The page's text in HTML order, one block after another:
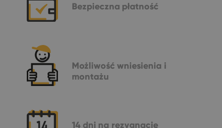
Bezpieczna płatność
Możliwość wniesienia i
montażu
14 dni na rezygnację